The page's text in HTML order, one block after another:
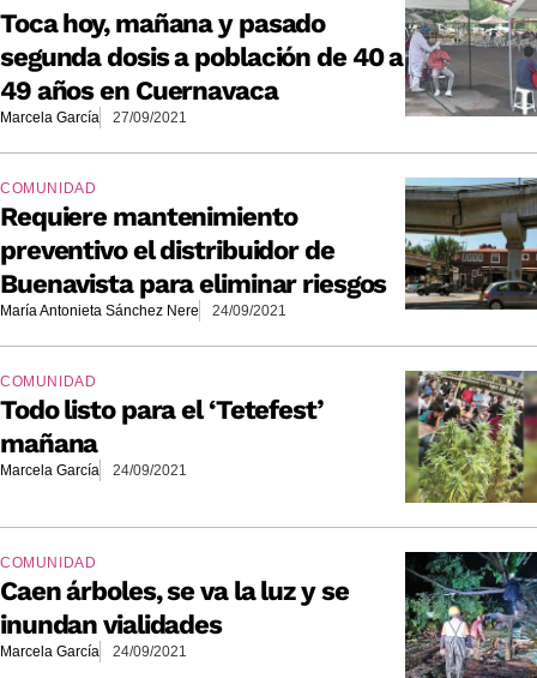
Toca hoy, mañana y pasado
segunda dosis a población de 40 a
49 años en Cuernavaca
Marcela García 27/09/2021
COMUNIDAD
Requiere mantenimiento
preventivo el distribuidor de
Buenavista para eliminar riesgos
María Antonieta Sánchez Nere 24/09/2021
COMUNIDAD
Todo listo para el ‘Tetefest’
mañana
Marcela García 24/09/2021
COMUNIDAD
Caen árboles, se va la luz y se
inundan vialidades
Marcela García 24/09/2021